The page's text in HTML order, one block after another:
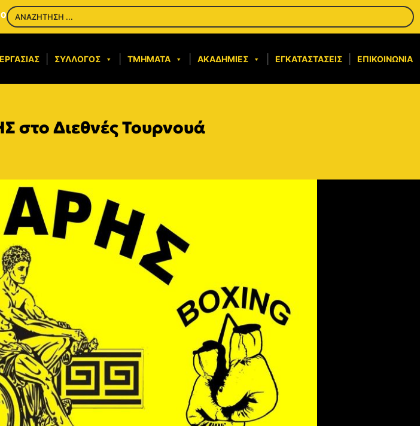
ΣΎΛΛΟΓΟΣ ΤΜΉΜΑΤΑ ΑΚΑΔΗΜΊΕΣ ΕΓΚΑΤΑΣΤΆΣΕΙΣ ΕΠΙΚΟΙΝΩΝΊΑ
στο Διεθνές Τουρνουά